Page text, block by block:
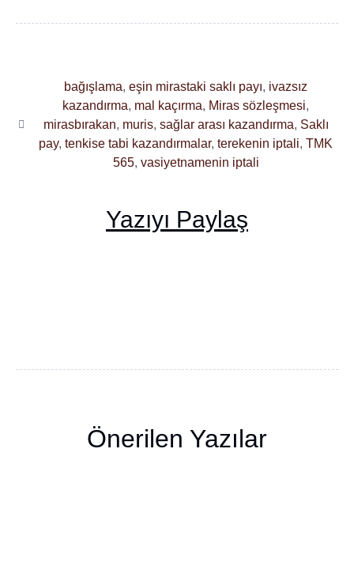
bağışlama, eşin mirastaki saklı payı, ivazsız
kazandırma, mal kaçırma, Miras sözleşmesi,
mirasbırakan, muris, sağlar arası kazandırma, Saklı
pay, tenkise tabi kazandırmalar, terekenin iptali, TMK
565, vasiyetnamenin iptali
Yazıyı Paylaş
Önerilen Yazılar